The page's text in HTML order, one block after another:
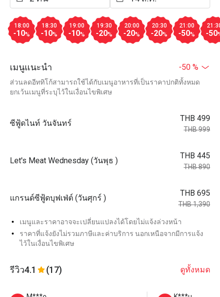
18:00
-10%
18:30
-10%
19:00
-10%
19:30
-20%
20:00
-20%
20:30
-20%
21:00
-50% -50
เมนูแนะนำ -50 %
ส่วนลดอีททิโก้สามารถใช้ได้กับเมนูอาหารที่เป็นราคาปกติทั้งหมด
ยกเว้นเมนูที่ระบุไว้ในเงื่อนไขพิเศษ
ซีฟู้ดไนท์ วันจันทร์
THB 499
THB 999
Let's Meat Wednesday (วันพุธ )
THB 445
THB 890
แกรนด์ซีฟู้ดบุฟเฟ่ต์ (วันศุกร์ )
THB 695
THB 1,390
เมนูและราคาอาจจะเปลี่ยนแปลงได้โดยไม่แจ้งล่วงหน้า
ราคาที่แจ้งยังไม่รวมภาษีและค่าบริการ นอกเหนือจากมีการแจ้ง
ไว้ในเงื่อนไขพิเศษ
รีวิว4.1 (17) ดูทั้งหมด